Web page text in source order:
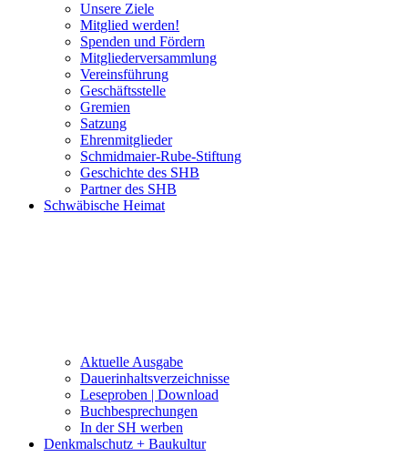
Unsere Ziele
Mitglied werden!
Spenden und Fördern
Mitgliederversammlung
Vereinsführung
Geschäftsstelle
Gremien
Satzung
Ehrenmitglieder
Schmidmaier-Rube-Stiftung
Geschichte des SHB
Partner des SHB
Schwäbische Heimat
Aktuelle Ausgabe
Dauerinhaltsverzeichnisse
Leseproben | Download
Buchbesprechungen
In der SH werben
Denkmalschutz + Baukultur